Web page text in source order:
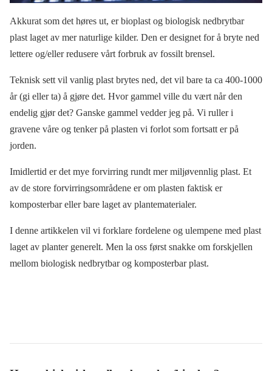
Akkurat som det høres ut, er bioplast og biologisk nedbrytbar
plast laget av mer naturlige kilder. Den er designet for å bryte ned
lettere og/eller redusere vårt forbruk av fossilt brensel.
Teknisk sett vil vanlig plast brytes ned, det vil bare ta ca 400-1000
år (gi eller ta) å gjøre det. Hvor gammel ville du vært når den
endelig gjør det? Ganske gammel vedder jeg på. Vi ruller i
gravene våre og tenker på plasten vi forlot som fortsatt er på
jorden.
Imidlertid er det mye forvirring rundt mer miljøvennlig plast. Et
av de store forvirringsområdene er om plasten faktisk er
komposterbar eller bare laget av plantematerialer.
I denne artikkelen vil vi forklare fordelene og ulempene med plast
laget av planter generelt. Men la oss først snakke om forskjellen
mellom biologisk nedbrytbar og komposterbar plast.